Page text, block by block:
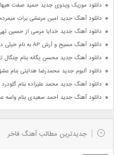
دانلود موزیک ویدوی جدید حمید صفت
دانلود آهنگ جدید امین مرعشی برات
دانلود آهنگ جدید خدایا مرسی از حسین
دانلود آهنگ مسیح و آرش AP به نام خیلی دلم تنگه
دانلود آهنگ جدید محسن یگانه بنام چنگال
دانلود آلبوم جدید محمدرضا هدایتی بنام
دانلود آهنگ جدید محمد علیزاده بنام گلودرد
دانلود آهنگ جدید احمد سعیدی بنام واسه
جدیدترین مطالب آهنگ فاخر